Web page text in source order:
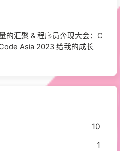
的汇聚 & 程序员奔现大会：C
Asia 2023 给我的成长
10
1